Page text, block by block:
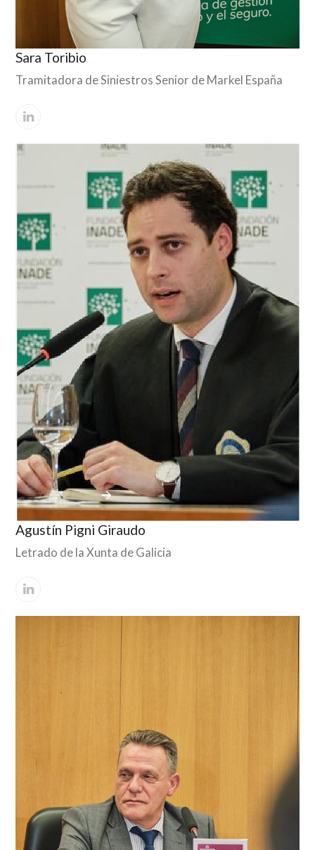
Sara Toribio
Tramitadora de Siniestros Senior de Markel España
Linkedin
Agustín Pigni Giraudo
Letrado de la Xunta de Galicia
Linkedin